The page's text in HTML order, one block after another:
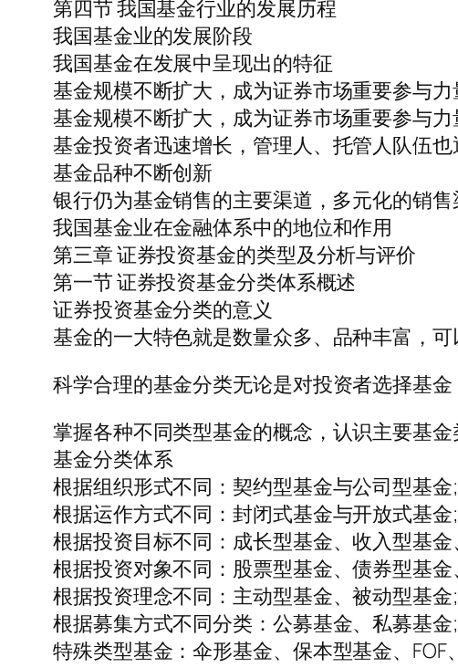
第四节 我国基金行业的发展历程
我国基金业的发展阶段
我国基金在发展中呈现出的特征
基金规模不断扩大，成为证券市场重要参与力
基金规模不断扩大，成为证券市场重要参与力
基金投资者迅速增长，管理人、托管人队伍
基金品种不断创新
银行仍为基金销售的主要渠道， 多元化的销
我国基金业在金融体系中的地位和作用
第三章 证券投资基金的类型及分析与评价
第一节 证券投资基金分类体系概述
证券投资基金分类的意义
基金的一大特色就是数量众多、品种丰富，
科学合理的基金分类无论是对投资者选择基
掌握各种不同类型基金的概念，认识主要基
基金分类体系
根据组织形式不同：契约型基金与公司型基金;
根据运作方式不同：封闭式基金与开放式基金;
根据投资目标不同：成长型基金、收入型基
根据投资对象不同：股票型基金、债券型基
根据投资理念不同：主动型基金、被动型基金;
根据募集方式不同分类：公募基金、私募基金;
特殊类型基金：伞形基金、保本型基金、FOF